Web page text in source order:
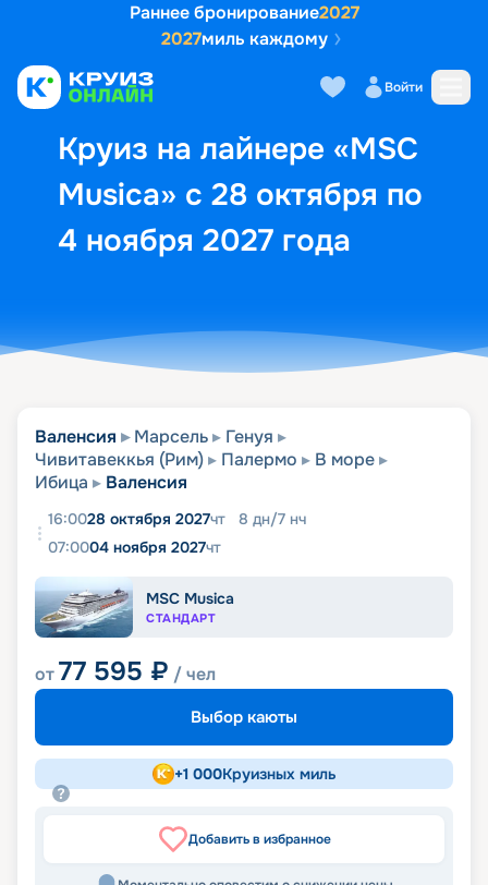
Раннее бронирование2027
2027миль каждому
Войти
Круиз на лайнере «MSC
Musica» с 28 октября по
4 ноября 2027 года
Выбор кают Маршрут и
Валенсия Марсель
Генуя
Чивитавеккья (Рим)
Палермо
В море
Ибица
Валенсия
16:0028 октября 2027чт 8 дн/7 нч
07:0004 ноября 2027чт
MSC Musica
СТАНДАРТ
от77 595 ₽ / чел
Выбор каюты
+1 000Круизных миль
Добавить в избранное